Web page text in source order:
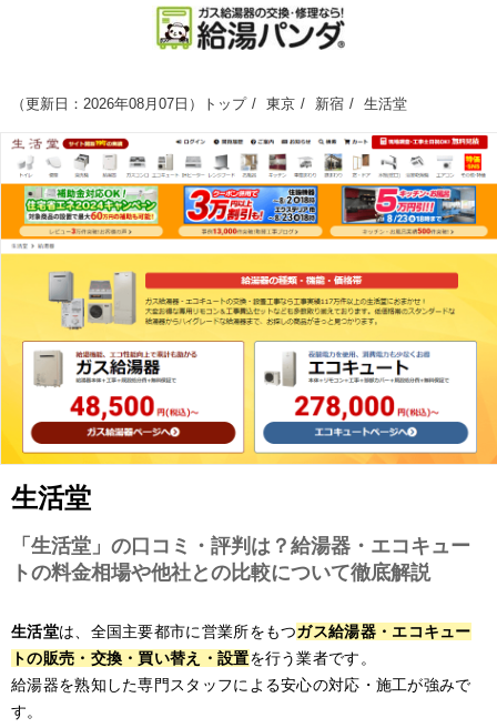
（更新日：2026年08月07日 ） トップ 東京 新宿 生活堂
生活堂
「生活堂」の口コミ・評判は？給湯器・エコキュー
トの料金相場や他社との比較について徹底解説
生活堂は、全国主要都市に営業所をもつガス給湯器・エコキュー
トの販売・交換・買い替え・設置を行う業者です。
給湯器を熟知した専門スタッフによる安心の対応・施工が強みで
す。